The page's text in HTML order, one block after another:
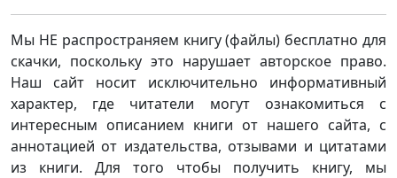
Мы НЕ распространяем книгу (файлы) бесплатно для
скачки, поскольку это нарушает авторское право.
Наш сайт носит исключительно информативный
характер, где читатели могут ознакомиться с
интересным описанием книги от нашего сайта, с
аннотацией от издательства, отзывами и цитатами
из книги. Для того чтобы получить книгу, мы